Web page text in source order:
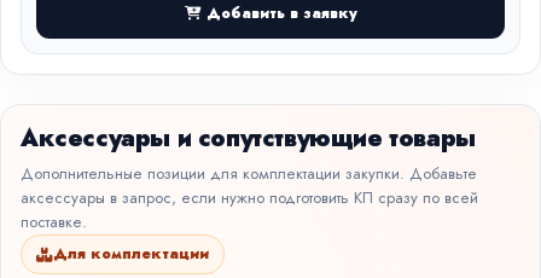
Добавить в заявку
Аксессуары и сопутствующие товары
Дополнительные позиции для комплектации закупки. Добавьте
аксессуары в запрос, если нужно подготовить КП сразу по всей
поставке.
Для комплектации